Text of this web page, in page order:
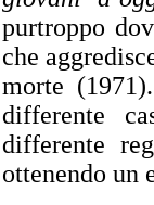
purtroppo
che
morte
differente
differente
ottenendo un